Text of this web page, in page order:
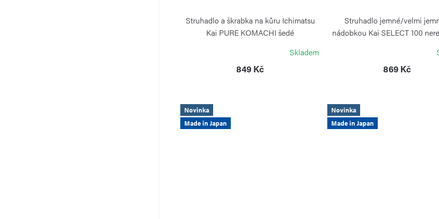
Struhadlo a škrabka na kůru Ichimatsu
Kai PURE KOMACHI šedé
Skladem
849 Kč
Struhadlo jemné/velmi
nádobkou Kai SELECT 100
869 Kč
Novinka
Made in Japan
Novinka
Made in Japan